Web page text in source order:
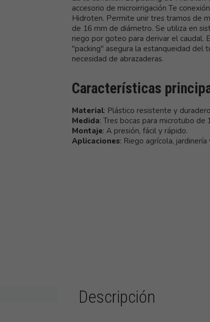
accesorio de microirrigación Te
Hidroten. Permite unir tres tramos de
de 16 mm de diámetro. Se utiliza en
riego por goteo para derivar el caudal.
"packing" asegura la estanqueidad del
necesidad de abrazaderas.
Características
Material: Plástico resistente y
Medida: Tres bocas para microtubo de
Montaje: A presión, fácil y rápido.
Aplicaciones: Riego agrícola, jardinería
Descripción